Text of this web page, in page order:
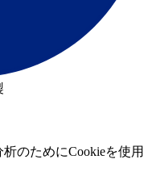
のためにCookieを使用